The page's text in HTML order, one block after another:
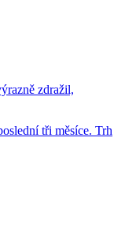
zdražil,
tři měsíce. Trh